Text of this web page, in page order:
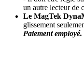
un autre lecteur de
Le MagTek
glissement
Paiement employé.